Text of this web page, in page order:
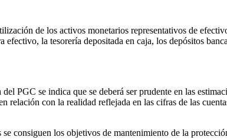
de los activos monetarios representativos de
la tesorería depositada en caja, los depósitos
PGC se indica que se deberá ser prudente en las
con la realidad reflejada en las cifras de las
consiguen los objetivos de mantenimiento de la